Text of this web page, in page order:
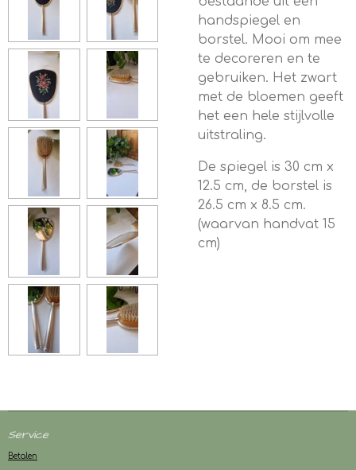
handspiegel en
borstel. Mooi om mee
te decoreren en te
gebruiken. Het zwart
met de bloemen geeft
het een hele stijlvolle
uitstraling.
De spiegel is 30 cm x
12.5 cm, de borstel is
26.5 cm x 8.5 cm.
(waarvan handvat 15
cm)
Service
Betalen